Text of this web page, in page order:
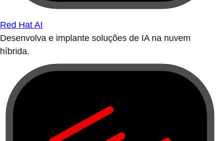
Red Hat AI
Desenvolva e implante soluções de IA na nuvem
híbrida.